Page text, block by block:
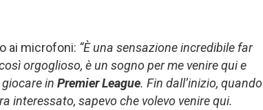
ai microfoni: “È una sensazione incredibile far
orgoglioso, è un sogno per me venire qui e
in Premier League. Fin dall’inizio, quando
interessato, sapevo che volevo venire qui.